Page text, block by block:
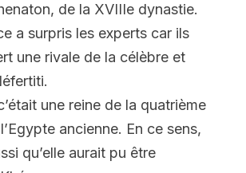
de la XVIIIe dynastie.
a surpris les experts car ils
une rivale de la célèbre et
une reine de la quatrième
ancienne. En ce sens,
qu’elle aurait pu être